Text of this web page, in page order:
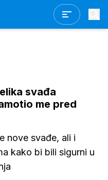
svađa
me pred
nove svađe, ali i
kako bi bili sigurni u